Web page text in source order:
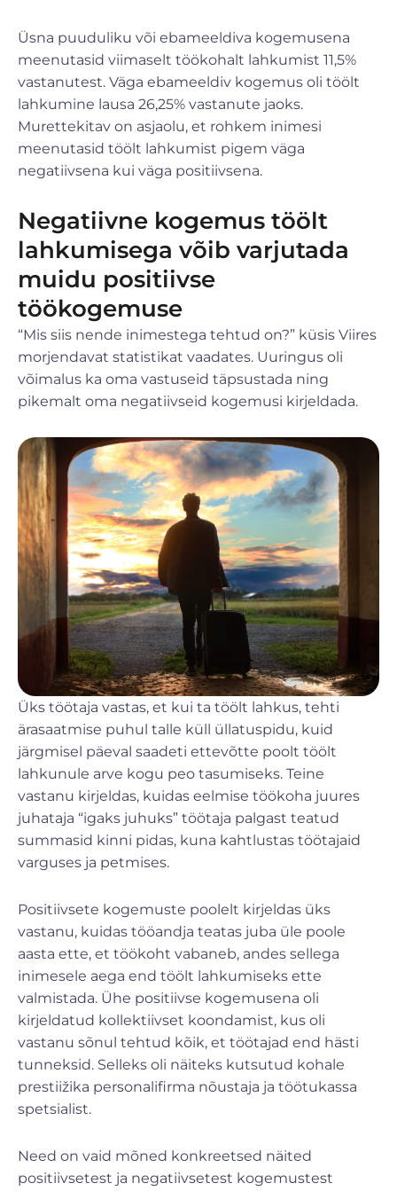
Üsna puuduliku või ebameeldiva kogemusena
meenutasid viimaselt töökohalt lahkumist 11,5%
vastanutest. Väga ebameeldiv kogemus oli töölt
lahkumine lausa 26,25% vastanute jaoks.
Murettekitav on asjaolu, et rohkem inimesi
meenutasid töölt lahkumist pigem väga
negatiivsena kui väga positiivsena.
Negatiivne kogemus töölt
lahkumisega võib varjutada
muidu positiivse
töökogemuse
“Mis siis nende inimestega tehtud on?” küsis Viires
morjendavat statistikat vaadates. Uuringus oli
võimalus ka oma vastuseid täpsustada ning
pikemalt oma negatiivseid kogemusi kirjeldada.
Üks töötaja vastas, et kui ta töölt lahkus, tehti
ärasaatmise puhul talle küll üllatuspidu, kuid
järgmisel päeval saadeti ettevõtte poolt töölt
lahkunule arve kogu peo tasumiseks. Teine
vastanu kirjeldas, kuidas eelmise töökoha juures
juhataja “igaks juhuks” töötaja palgast teatud
summasid kinni pidas, kuna kahtlustas töötajaid
varguses ja petmises.
Positiivsete kogemuste poolelt kirjeldas üks
vastanu, kuidas tööandja teatas juba üle poole
aasta ette, et töökoht vabaneb, andes sellega
inimesele aega end töölt lahkumiseks ette
valmistada. Ühe positiivse kogemusena oli
kirjeldatud kollektiivset koondamist, kus oli
vastanu sõnul tehtud kõik, et töötajad end hästi
tunneksid. Selleks oli näiteks kutsutud kohale
prestiižika personalifirma nõustaja ja töötukassa
spetsialist.
Need on vaid mõned konkreetsed näited
positiivsetest ja negatiivsetest kogemustest